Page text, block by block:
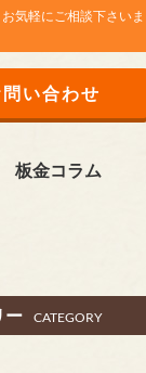
気軽にご相談下さいま
問い合わせ
板金コラム
ー CATEGORY